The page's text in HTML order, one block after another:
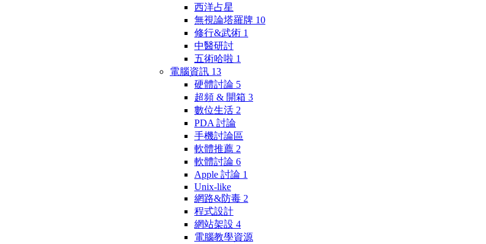
西洋占星
無視論塔羅牌 10
修行&武術 1
中醫研討
五術哈啦 1
電腦資訊 13
硬體討論 5
超頻 & 開箱 3
數位生活 2
PDA 討論
手機討論區
軟體推薦 2
軟體討論 6
Apple 討論 1
Unix-like
網路&防毒 2
程式設計
網站架設 4
電腦教學資源